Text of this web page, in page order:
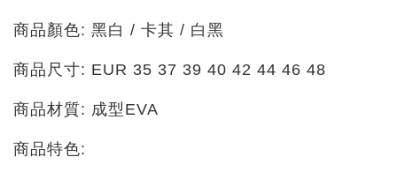
商品顏色: 黑白 / 卡其 / 白黑
商品尺寸: EUR 35 37 39 40 42 44 46 48
商品材質: 成型EVA
商品特色: